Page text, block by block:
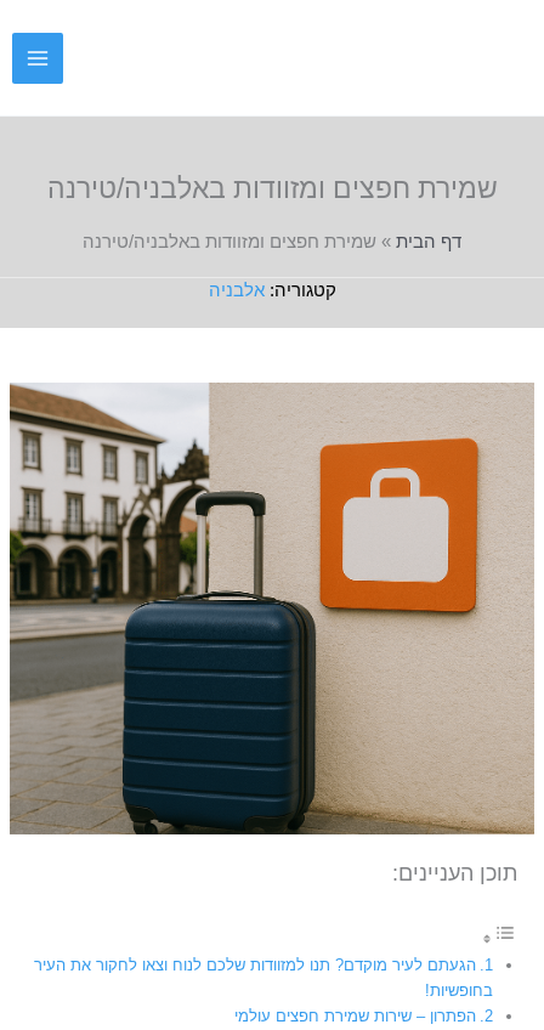
שמירת חפצים ומזוודות באלבניה/טירנה
דף הבית » שמירת חפצים ומזוודות באלבניה/טירנה
אלבניה
תוכן העניינים:
הגעתם לעיר מוקדם? תנו למזוודות שלכם לנוח וצאו לחקור את העיר
בחופשיות!
הפתרון – שירות שמירת חפצים עולמי